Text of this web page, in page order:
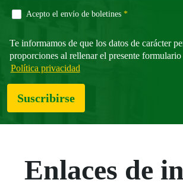
Acepto el envío de boletines *Campo
Te informamos de que los datos de carácter
proporciones al rellenar el presente formulario
Política privacidad
Suscribirse
Enlaces de